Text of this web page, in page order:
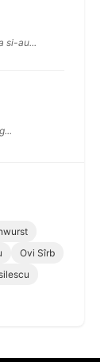
si-au...
Ovi Sîrb